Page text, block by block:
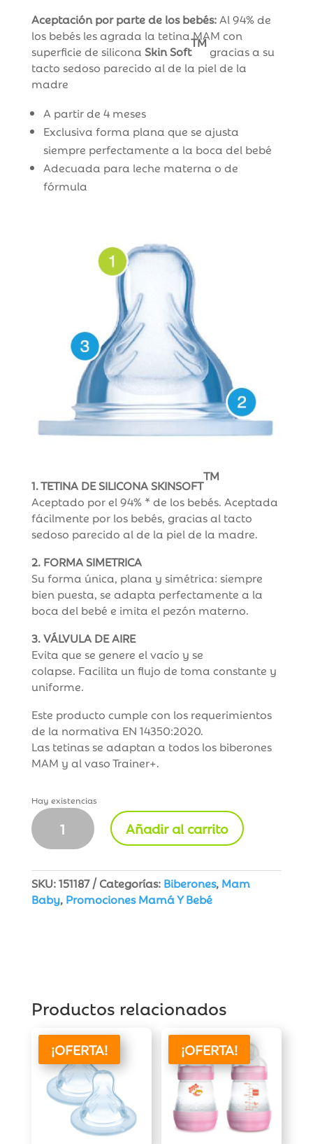
Aceptación por parte de los bebés:Al 94% de
los bebés les agrada la tetina MAM con
superficie de silicona Skin Soft
TM
gracias a su
tacto sedoso parecido al de la piel de la
madre
A partir de 4 meses
Exclusiva forma plana que se ajusta
siempre perfectamente a la boca del bebé
Adecuada para leche materna o de
fórmula
1.TETINA DE SILICONA SKINSOFT
TM
Aceptado por el 94% * de los bebés. Aceptada
fácilmente por los bebés, gracias al tacto
sedoso parecido al de la piel de la madre.
2. FORMA SIMETRICA
Su forma única, plana y simétrica: siempre
bien puesta, se adapta perfectamente a la
boca del bebé e imita el pezón materno.
3. VÁLVULA DE AIRE
Evita que se genere el vacío y se
colapse. Facilita un flujo de toma constante y
uniforme.
Este producto cumple con los requerimientos
de la normativa EN 14350:2020.
Las tetinas se adaptan a todos los biberones
MAM y al vaso Trainer+.
Hay existencias
MAM
Baby
Tetina
Flujo
Extra
Añadir al carrito
SKU:151187 Categorías: Biberones, Mam
Baby, Promociones Mamá Y Bebé
Productos relacionados
¡OFERTA! ¡OFERTA!